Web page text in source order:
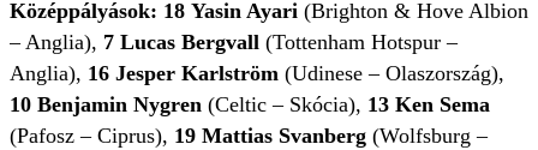
Középpályások: 18 Yasin Ayari (Brighton & Hove Albion
– Anglia), 7 Lucas Bergvall (Tottenham Hotspur –
Anglia), 16 Jesper Karlström (Udinese – Olaszország),
10 Benjamin Nygren (Celtic – Skócia), 13 Ken Sema
(Pafosz – Ciprus), 19 Mattias Svanberg (Wolfsburg –